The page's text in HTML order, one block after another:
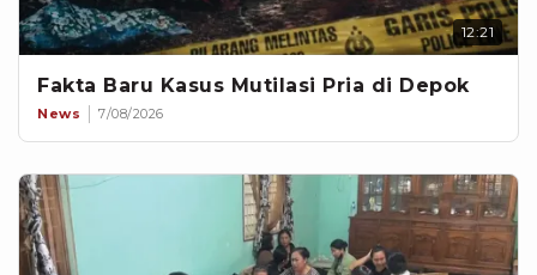
12:21
Fakta Baru Kasus Mutilasi Pria di Depok
News 7/08/2026